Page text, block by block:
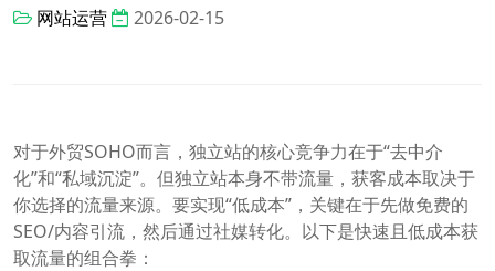
网站运营 2026-02-15
对于外贸SOHO而言，独立站的核心竞争力在于‍“去中介
化”‍和‍“私域沉淀”‍。但独立站本身不带流量，获客成本取决于
你选择的流量来源。要实现“低成本”，关键在于先做免费的
SEO/内容引流，然后通过社媒转化。以下是快速且低成本获
取流量的组合拳：